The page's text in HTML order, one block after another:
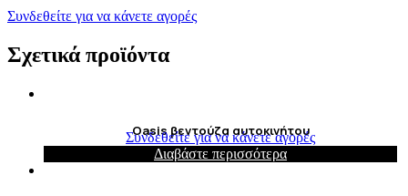
Συνδεθείτε για να κάνετε αγορές
Σχετικά προϊόντα
Oasis βεντούζα αυτοκινήτου
Συνδεθείτε για να κάνετε αγορές
Διαβάστε περισσότερα